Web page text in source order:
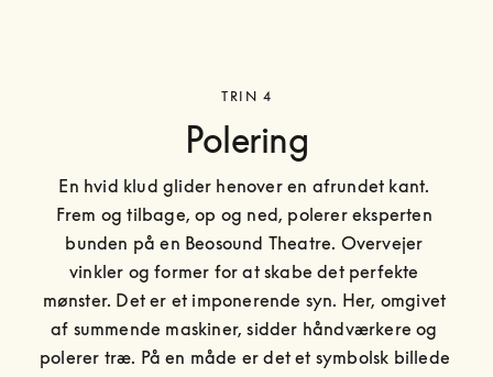
TRIN 4
Polering
En hvid klud glider henover en afrundet kant.
Frem og tilbage, op og ned, polerer eksperten
bunden på en Beosound Theatre. Overvejer
vinkler og former for at skabe det perfekte
mønster. Det er et imponerende syn. Her, omgivet
af summende maskiner, sidder håndværkere og
polerer træ. På en måde er det et symbolsk billede